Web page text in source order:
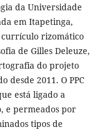
da Universidade
em Itapetinga,
currículo rizomático
de Gilles Deleuze,
do projeto
desde 2011. O PPC
está ligado a
e permeados por
tipos de